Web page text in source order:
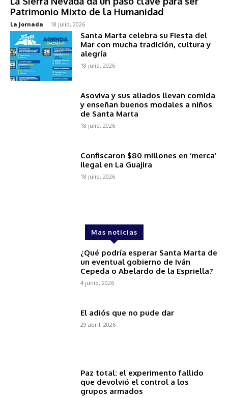
Patrimonio Mixto de la Humanidad
La Jornada - 18 julio, 2026
Santa Marta celebra su Fiesta del
Mar con mucha tradición, cultura y
alegría
18 julio, 2026
Asoviva y sus aliados llevan comida
y enseñan buenos modales a niños
de Santa Marta
18 julio, 2026
Confiscaron $80 millones en ‘merca’
ilegal en La Guajira
18 julio, 2026
Mas noticias
¿Qué podría esperar Santa Marta de
un eventual gobierno de Iván
Cepeda o Abelardo de la Espriella?
4 junio, 2026
El adiós que no pude dar
29 abril, 2026
Paz total: el experimento fallido
que devolvió el control a los
grupos armados